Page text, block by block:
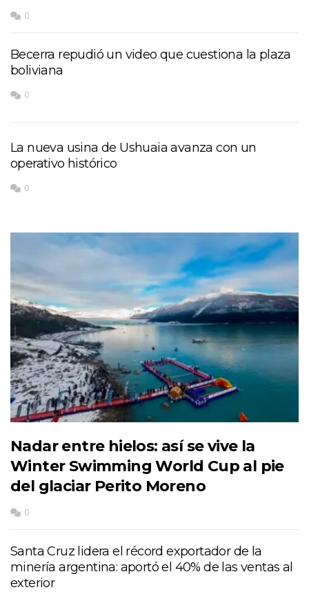
0
Becerra repudió un video que cuestiona la plaza
boliviana
0
La nueva usina de Ushuaia avanza con un
operativo histórico
0
Nadar entre hielos: así se vive la
Winter Swimming World Cup al pie
del glaciar Perito Moreno
0
Santa Cruz lidera el récord exportador de la
minería argentina: aportó el 40% de las ventas al
exterior